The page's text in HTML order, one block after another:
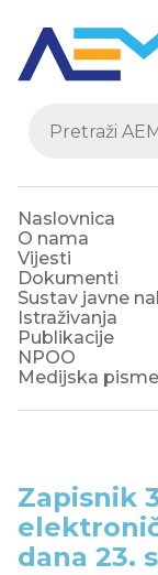
Naslovnica
O nama
Vijesti
Dokumenti
Sustav javne
Istraživanja
Publikacije
NPOO
Medijska
Zapisnik
dana 23.